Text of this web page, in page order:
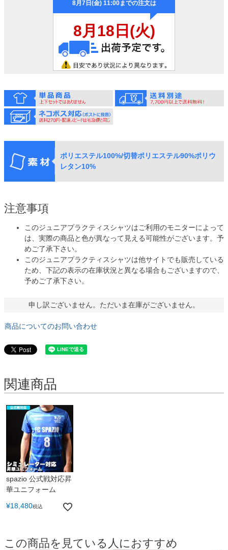
ポリエステル100%/切替ポリエステル90%ポリウ
レタン10%
注意事項
このジュニアプラクティスシャツはご利用のモニターによって
は、実際の商品と色が異なって見える可能性がございます。予
めご了承下さい。
このジュニアプラクティスシャツは他サイトでも販売している
ため、下記の表示の在庫状況と異なる場合もございますので、
予めご了承下さい。
申し訳ございません。ただいま在庫がございません。
商品についてのお問い合わせ
関連商品
spazio 公式戦対応昇
華ユニフォーム
¥18,480税込
この商品を見ている人におすすめ